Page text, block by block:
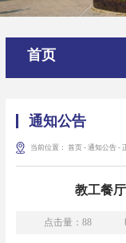
首页
通知公告
当前位置： 首页 - 通知公告 -
教工餐
点击量： 88